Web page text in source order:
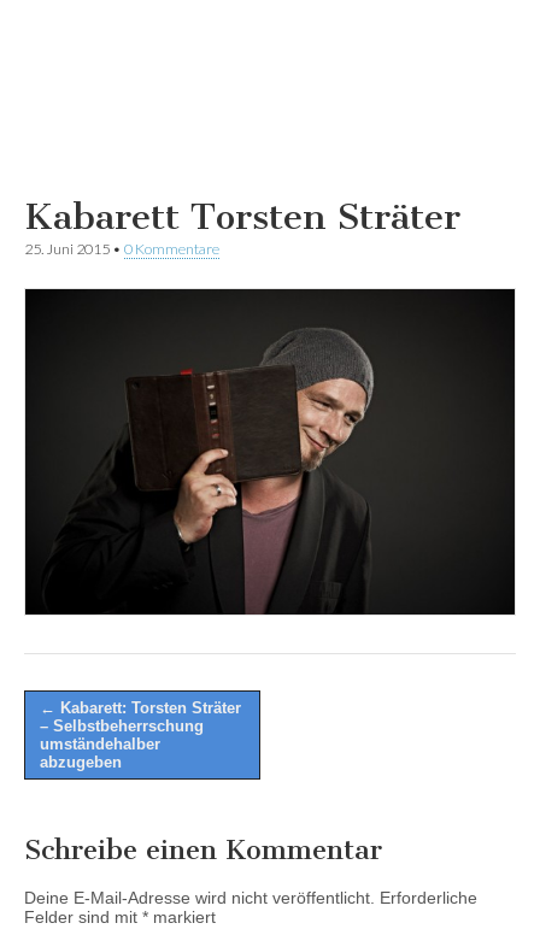
Kabarett Torsten Sträter
25. Juni 2015 • 0 Kommentare
Post
navigation
← Kabarett: Torsten Sträter
– Selbstbeherrschung
umständehalber
abzugeben
Schreibe einen Kommentar
Deine E-Mail-Adresse wird nicht veröffentlicht. Erforderliche
Felder sind mit * markiert